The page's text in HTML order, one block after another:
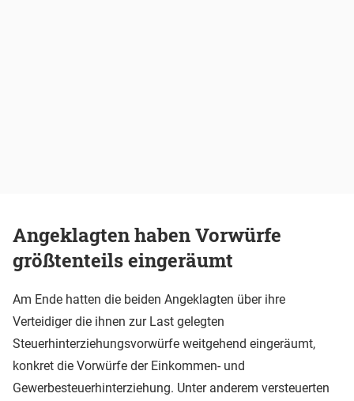
Angeklagten haben Vorwürfe
größtenteils eingeräumt
Am Ende hatten die beiden Angeklagten über ihre
Verteidiger die ihnen zur Last gelegten
Steuerhinterziehungsvorwürfe weitgehend eingeräumt,
konkret die Vorwürfe der Einkommen- und
Gewerbesteuerhinterziehung. Unter anderem versteuerten